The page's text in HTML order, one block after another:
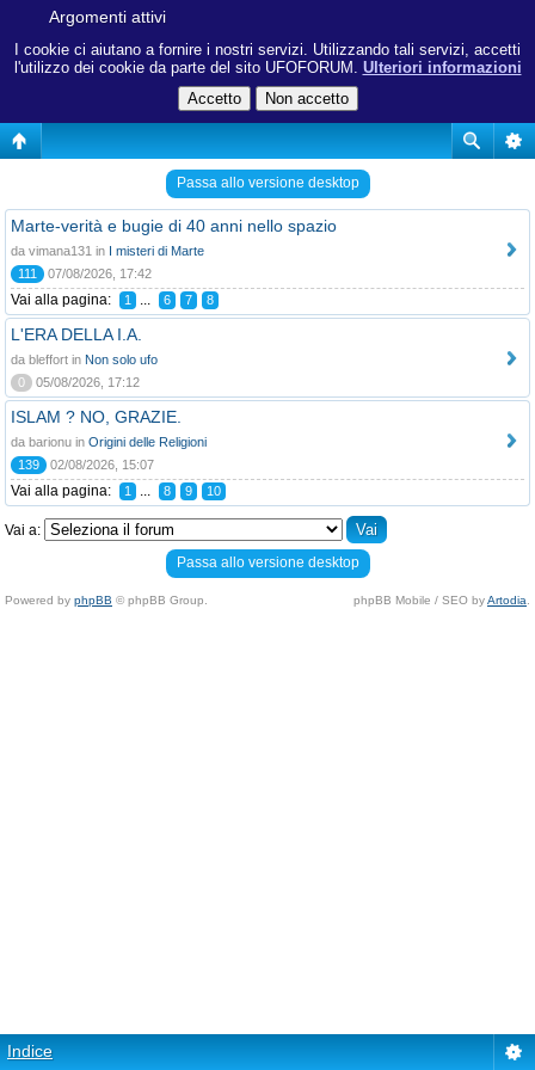
I cookie ci aiutano a fornire i nostri servizi. Utilizzando tali servizi, accetti
l'utilizzo dei cookie da parte del sito UFOFORUM. Ulteriori informazioni
Argomenti attivi
Passa allo versione desktop
Marte-verità e bugie di 40 anni nello spazio
da vimana131 in I misteri di Marte
111
07/08/2026, 17:42
Vai alla pagina: 1 ... 6 7 8
L'ERA DELLA I.A.
da bleffort in Non solo ufo
0
05/08/2026, 17:12
ISLAM ? NO, GRAZIE.
da barionu in Origini delle Religioni
139
02/08/2026, 15:07
Vai alla pagina: 1 ... 8 9 10
Vai a:
Passa allo versione desktop
Powered by phpBB © phpBB Group. phpBB Mobile / SEO byArtodia
Indice